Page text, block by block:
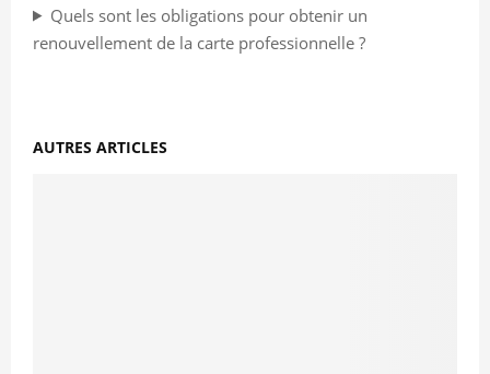
Quels sont les obligations pour obtenir un
renouvellement de la carte professionnelle ?
AUTRES ARTICLES